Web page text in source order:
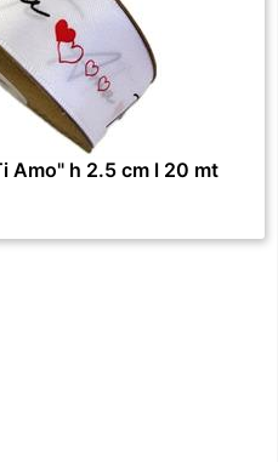
Amo" h 2.5 cm l 20 mt